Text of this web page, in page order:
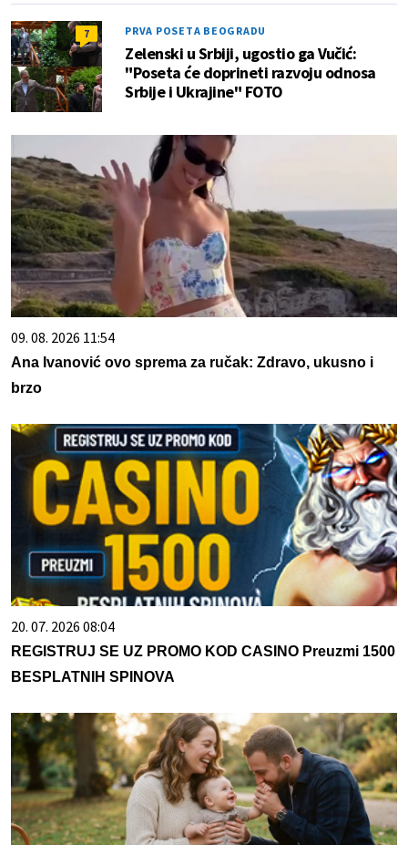
7 PRVA POSETA BEOGRADU
Zelenski u Srbiji, ugostio ga Vučić:
"Poseta će doprineti razvoju odnosa
Srbije i Ukrajine" FOTO
09. 08. 2026 11:54
Ana Ivanović ovo sprema za ručak: Zdravo, ukusno i
brzo
20. 07. 2026 08:04
REGISTRUJ SE UZ PROMO KOD CASINO Preuzmi 1500
BESPLATNIH SPINOVA